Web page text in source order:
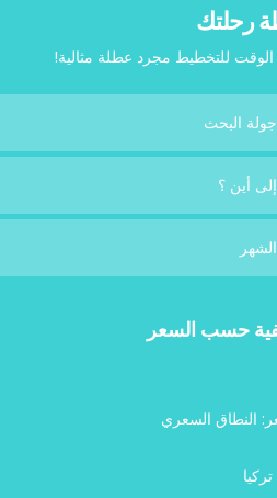
رحلتك
للتخطيط مجرد عطلة مثالية!
حسب السعر
تركيا